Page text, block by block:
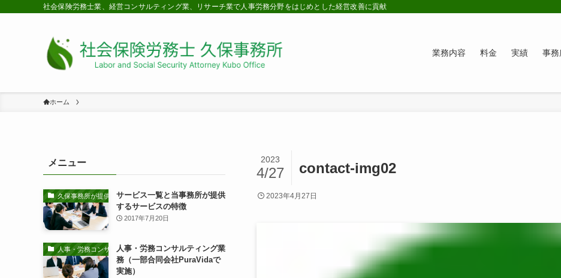
社会保険労務士業、経営コンサルティング業、リサーチ業で人事労務分野をはじめとした経営改善に貢献
業務内容 料金 実績 事務
ホーム
contact-img02
2023
4/27
2023年4月27日
メニュー
久保事務所が提供するサービスの特徴サービス一覧と当事務所が提供
するサービスの特徴
2017年7月20日
人事・労務コンサルティング業務人事・労務コンサルティング業
務（一部合同会社PuraVidaで
実施）